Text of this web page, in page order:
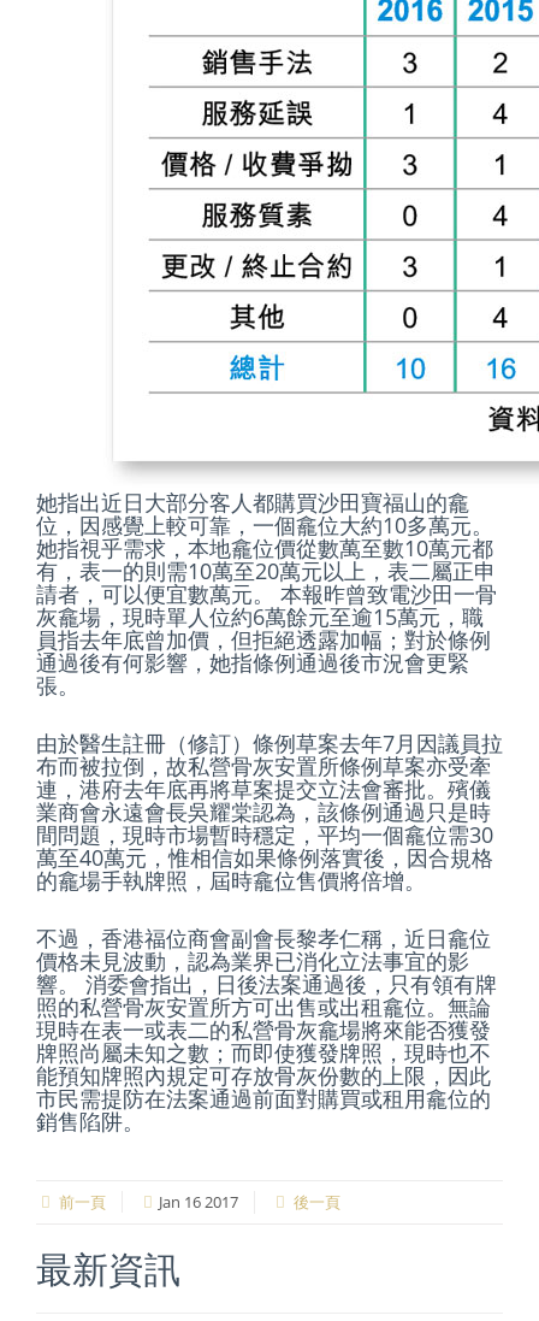
她指出近日大部分客人都購買沙田寶福山的龕
位，因感覺上較可靠，一個龕位大約10多萬元。
她指視乎需求，本地龕位價從數萬至數10萬元都
有，表一的則需10萬至20萬元以上，表二屬正申
請者，可以便宜數萬元。 本報昨曾致電沙田一骨
灰龕場，現時單人位約6萬餘元至逾15萬元，職
員指去年底曾加價，但拒絕透露加幅；對於條例
通過後有何影響，她指條例通過後市況會更緊
張。
由於醫生註冊（修訂）條例草案去年7月因議員拉
布而被拉倒，故私營骨灰安置所條例草案亦受牽
連，港府去年底再將草案提交立法會審批。殯儀
業商會永遠會長吳耀棠認為，該條例通過只是時
間問題，現時市場暫時穩定，平均一個龕位需30
萬至40萬元，惟相信如果條例落實後，因合規格
的龕場手執牌照，屆時龕位售價將倍增。
不過，香港福位商會副會長黎孝仁稱，近日龕位
價格未見波動，認為業界已消化立法事宜的影
響。 消委會指出，日後法案通過後，只有領有牌
照的私營骨灰安置所方可出售或出租龕位。無論
現時在表一或表二的私營骨灰龕場將來能否獲發
牌照尚屬未知之數；而即使獲發牌照，現時也不
能預知牌照內規定可存放骨灰份數的上限，因此
市民需提防在法案通過前面對購買或租用龕位的
銷售陷阱。
前一頁 Jan 16 2017 後一頁
最新資訊